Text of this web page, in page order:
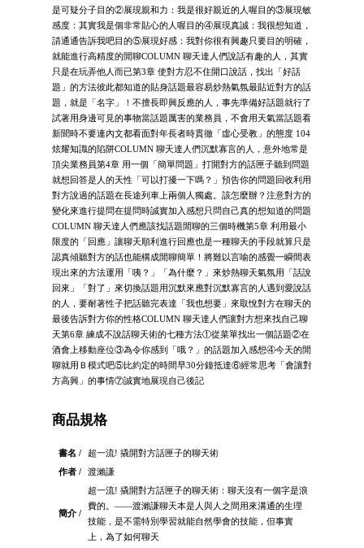
是可疑分子目的②展現親和力：我是很好親近的人喔目的③展現敏
感度：其實我是個非常貼心的人喔目的④展現真誠：我很想知道，
請通通告訴我吧目的⑤展現好感：我對你很有興趣只要目的明確，
就能進行高精度的閒聊COLUMN 聊天達人們說話有趣的人，其實
只是在玩弄他人而已第3章 使對方忍不住開口說話，找出「好話
題」的方法彼此都知道的貼身話題最容易炒熱氣氛最貼近對方的話
題，就是「名字」！不擅長即興反應的人，事先準備好話題就行了
試著用身邊可見的事物當話題厲害的業務員，不會用天氣當話題看
新聞時不要連內文都看面對年長者時貫徹「虛心受教」的態度 104
炫耀知識的陷阱COLUMN 聊天達人們沉默寡言的人，意外地常是
頂尖業務員第4章 用一個「簡單問題」打開對方的話匣子聽到問題
就想回答是人的天性「可以打擾一下嗎？」預告你的問題回收利用
對方說過的話題在長途列車上兩個人獨處。該怎麼辦？注意對方的
變化來進行提問在提問時誠實加入感想只問自己真的想知道的問題
COLUMN 聊天達人們應該找話題閒聊的三個時機第5章 利用最小
限度的「回應」讓聊天順利進行回應也是一種聊天的手段就算只是
認真傾聽對方的話也能構成閒聊簡單！將難以言喻的感覺一瞬間表
現出來的方法運用「咦？」「為什麼？」來炒熱聊天氣氛用「話說
回來」「對了」來切換話題用沉默來應對沉默寡言的人遇到愛說話
的人，要耐著性子把話聽完表達「我也想要」來取悅對方在聊天的
最後告訴對方你的性格COLUMN 聊天達人們讓對方想來找自己聊
天第6章 練成不說話聊天術的七種方法①從菜單找出一個話題②在
酒會上移動座位③為令你感到「哦？」的話題加入感想④今天的閒
聊就用Ｂ模式吧⑤比約定的時間早30分鐘抵達⑥經常思考「會讓對
方高興」的事情⑦誠實地展現自己後記
商品規格
書名 /
超一流! 撬開對方話匣子的聊天術
作者 /
渡瀨謙
簡介 /
超一流! 撬開對方話匣子的聊天術：聊天沒有一個字是浪
費的。——渡瀨謙聊天本是人與人之間用來溝通的生理
技能，是不需特別學習就能自然學會的技能，但事實
上，為了如何聊天